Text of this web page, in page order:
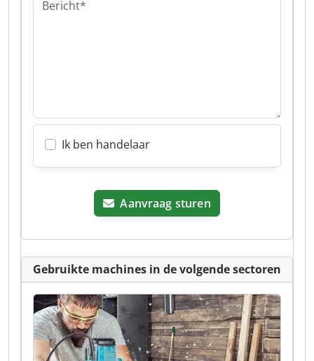
Bericht*
Ik ben handelaar
Aanvraag sturen
Gebruikte machines in de volgende sectoren